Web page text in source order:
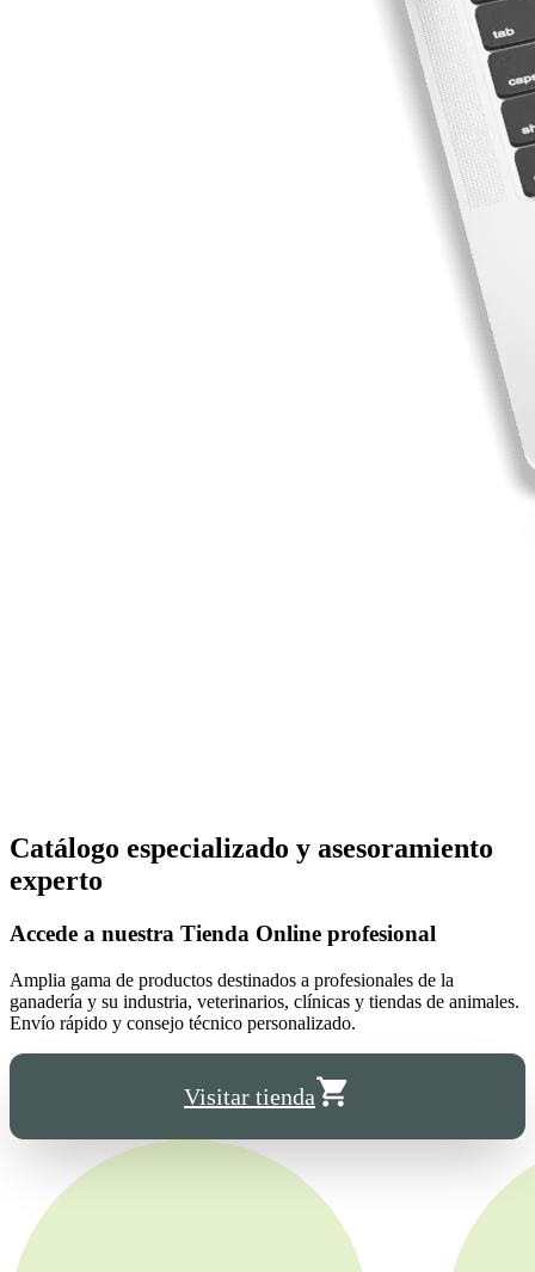
Catálogo especializado y asesoramiento
experto
Accede a nuestra Tienda Online profesional
Amplia gama de productos destinados a profesionales de la
ganadería y su industria, veterinarios, clínicas y tiendas de animales.
Envío rápido y consejo técnico personalizado.
Visitar tienda